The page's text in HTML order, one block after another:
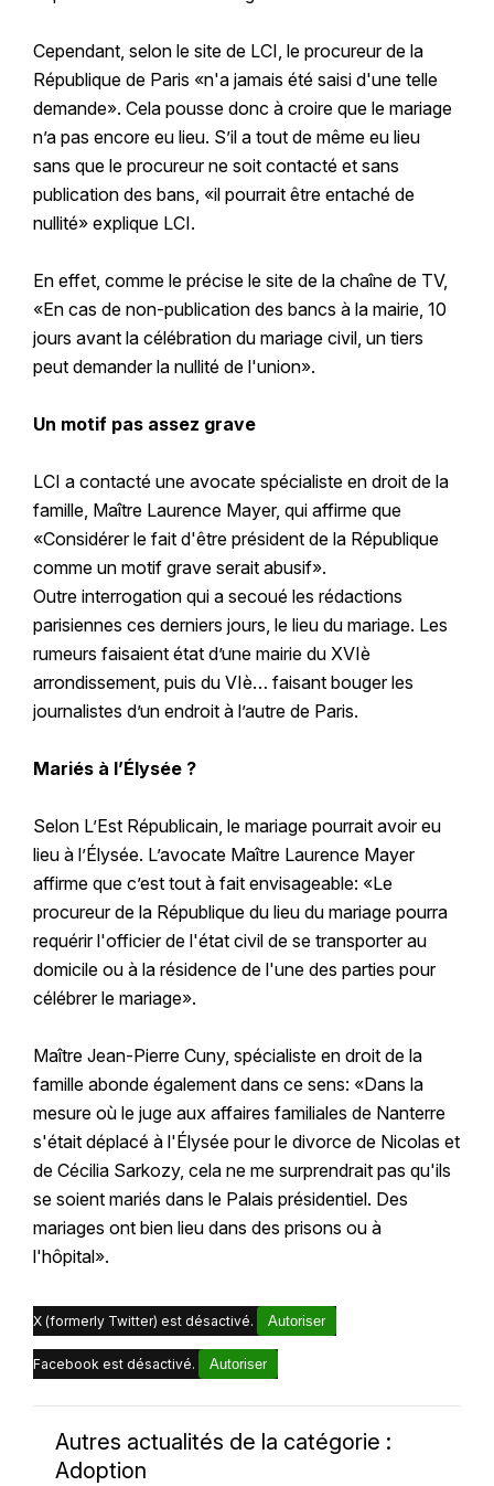
Cependant, selon le site de LCI, le procureur de la
République de Paris «n'a jamais été saisi d'une telle
demande». Cela pousse donc à croire que le mariage
n’a pas encore eu lieu. S’il a tout de même eu lieu
sans que le procureur ne soit contacté et sans
publication des bans, «il pourrait être entaché de
nullité» explique LCI.
En effet, comme le précise le site de la chaîne de TV,
«En cas de non-publication des bancs à la mairie, 10
jours avant la célébration du mariage civil, un tiers
peut demander la nullité de l'union».
Un motif pas assez grave
LCI a contacté une avocate spécialiste en droit de la
famille, Maître Laurence Mayer, qui affirme que
«Considérer le fait d'être président de la République
comme un motif grave serait abusif».
Outre interrogation qui a secoué les rédactions
parisiennes ces derniers jours, le lieu du mariage. Les
rumeurs faisaient état d’une mairie du XVIè
arrondissement, puis du VIè… faisant bouger les
journalistes d’un endroit à l’autre de Paris.
Mariés à l’Élysée ?
Selon L’Est Républicain, le mariage pourrait avoir eu
lieu à l’Élysée. L’avocate Maître Laurence Mayer
affirme que c’est tout à fait envisageable: «Le
procureur de la République du lieu du mariage pourra
requérir l'officier de l'état civil de se transporter au
domicile ou à la résidence de l'une des parties pour
célébrer le mariage».
Maître Jean-Pierre Cuny, spécialiste en droit de la
famille abonde également dans ce sens: «Dans la
mesure où le juge aux affaires familiales de Nanterre
s'était déplacé à l'Élysée pour le divorce de Nicolas et
de Cécilia Sarkozy, cela ne me surprendrait pas qu'ils
se soient mariés dans le Palais présidentiel. Des
mariages ont bien lieu dans des prisons ou à
l'hôpital».
X (formerly Twitter) est désactivé. Autoriser
Facebook est désactivé. Autoriser
Autres actualités de la catégorie :
Adoption